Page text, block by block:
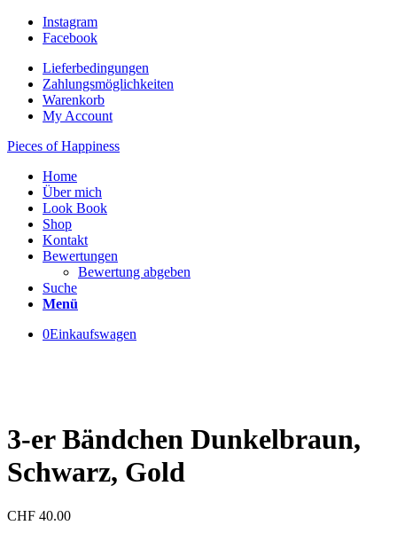
Instagram
Facebook
Lieferbedingungen
Zahlungsmöglichkeiten
Warenkorb
My Account
Pieces of Happiness
Home
Über mich
Look Book
Shop
Kontakt
Bewertungen
Bewertung abgeben
Suche
Menü
0Einkaufswagen
3-er Bändchen Dunkelbraun,
Schwarz, Gold
CHF 40.00